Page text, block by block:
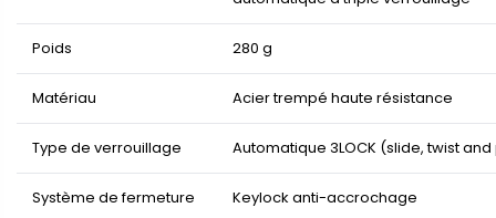
Poids 280 g
Matériau Acier trempé haute résistance
Type de verrouillage Automatique 3LOCK (slide, twist
Système de fermeture Keylock anti-accrochage